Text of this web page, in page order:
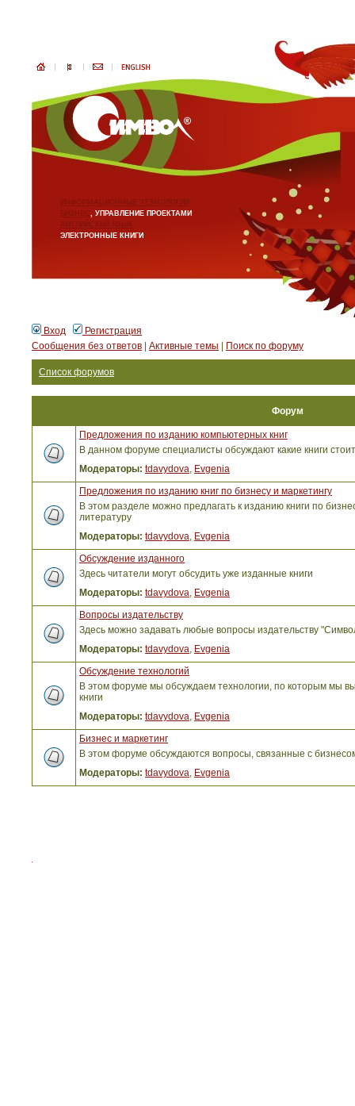
ИНФОРМАЦИОННЫЕ ТЕХНОЛОГИИ
БИЗНЕС, УПРАВЛЕНИЕ ПРОЕКТАМИ
АНГЛИЙСКИЙ ЯЗЫК
ЭЛЕКТРОННЫЕ КНИГИ
Вход
Регистрация
Сообщения без ответов
Активные темы Поиск по форуму
Список форумов
Форум
Предложения по изданию компьютерных книг
В данном форуме специалисты обсуждают какие книги
Модераторы: tdavydova, Evgenia
Предложения по изданию книг по бизнесу и маркетингу
В этом разделе можно предлагать к изданию книги по
литературу
Модераторы: tdavydova, Evgenia
Обсуждение изданного
Здесь читатели могут обсудить уже изданные книги
Модераторы: tdavydova, Evgenia
Вопросы издательству
Здесь можно задавать любые вопросы издательству
Модераторы: tdavydova, Evgenia
Обсуждение технологий
В этом форуме мы обсуждаем технологии, по которым мы
книги
Модераторы: tdavydova, Evgenia
Бизнес и маркетинг
В этом форуме обсуждаются вопросы, связанные с
Модераторы: tdavydova, Evgenia